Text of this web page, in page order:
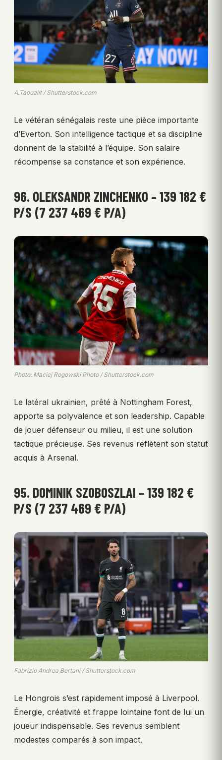
A.Taoualit / Shutterstock.com
Le vétéran sénégalais reste une pièce importante
d’Everton. Son intelligence tactique et sa discipline
donnent de la stabilité à l’équipe. Son salaire
récompense sa constance et son expérience.
96. OLEKSANDR ZINCHENKO – 139 182 €
P/S (7 237 469 € P/A)
Photo: Maciej Rogowski Photo / Shutterstock.com
Le latéral ukrainien, prêté à Nottingham Forest,
apporte sa polyvalence et son leadership. Capable
de jouer défenseur ou milieu, il est une solution
tactique précieuse. Ses revenus reflètent son statut
acquis à Arsenal.
95. DOMINIK SZOBOSZLAI – 139 182 €
P/S (7 237 469 € P/A)
Fabrizio Andrea Bertani / Shutterstock.com
Le Hongrois s’est rapidement imposé à Liverpool.
Énergie, créativité et frappe lointaine font de lui un
joueur indispensable. Ses revenus semblent
modestes comparés à son impact.